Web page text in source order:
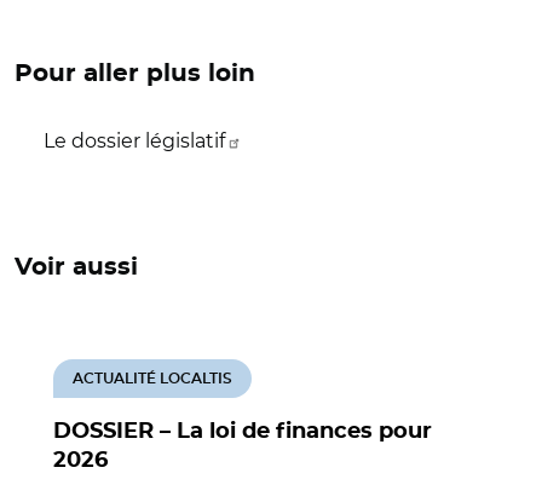
Pour aller plus loin
Le dossier législatif
Voir aussi
DOSSIER – La loi de finances pour
2026
ACTUALITÉ LOCALTIS